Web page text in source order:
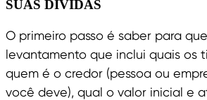
SUAS DÍVIDAS
O primeiro passo é saber para
levantamento que inclui quais os
quem é o credor (pessoa ou
você deve), qual o valor inicial e